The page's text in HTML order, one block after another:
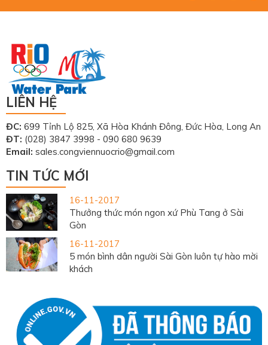
LIÊN HỆ
ĐC: 699 Tỉnh Lộ 825, Xã Hòa Khánh Đông, Đức Hòa, Long An
ĐT: (028) 3847 3998 - 090 680 9639
Email: sales.congviennuocrio@gmail.com
TIN TỨC MỚI
16-11-2017
Thưởng thức món ngon xứ Phù Tang ở Sài
Gòn
16-11-2017
5 món bình dân người Sài Gòn luôn tự hào mời
khách